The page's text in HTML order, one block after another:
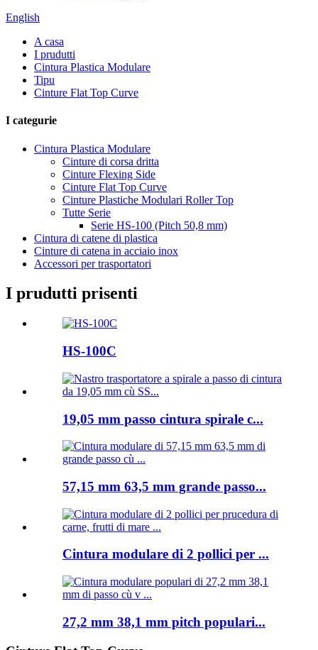
English
A casa
I prudutti
Cintura Plastica Modulare
Tipu
Cinture Flat Top Curve
I categurie
Cintura Plastica Modulare
Cinture di corsa dritta
Cinture Flexing Side
Cinture Flat Top Curve
Cinture Plastiche Modulari Roller Top
Tutte Serie
Serie HS-100 (Pitch 50,8 mm)
Cintura di catene di plastica
Cinture di catena in acciaio inox
Accessori per trasportatori
I prudutti prisenti
HS-100C
19,05 mm passo cintura spirale c...
57,15 mm 63,5 mm grande passo...
Cintura modulare di 2 pollici per ...
27,2 mm 38,1 mm pitch populari...